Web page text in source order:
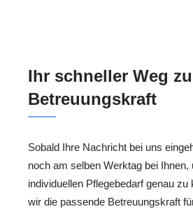
Ihr schneller Weg
Betreuungskraft
Sobald Ihre Nachricht bei uns
noch am selben Werktag bei Ihnen,
individuellen Pflegebedarf genau zu
wir die passende Betreuungskraft